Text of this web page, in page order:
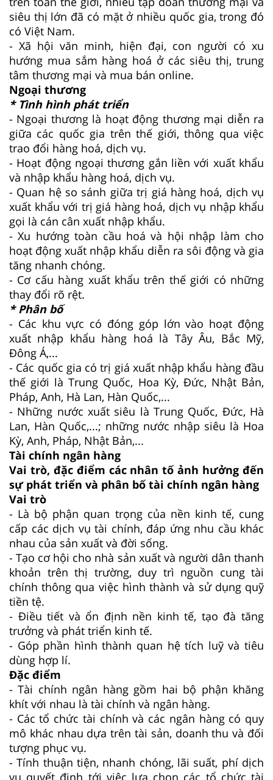
siêu thị lớn đã có mặt ở nhiều quốc gia, trong đó
có Việt Nam.
- Xã hội văn minh, hiện đại, con người có xu
hướng mua sắm hàng hoá ở các siêu thị, trung
tâm thương mại và mua bán online.
Ngoại thương
* Tình hình phát triển
- Ngoại thương là hoạt động thương mại diễn ra
giữa các quốc gia trên thế giới, thông qua việc
trao đổi hàng hoá, dịch vụ.
- Hoạt động ngoại thương gắn liền với xuất khẩu
và nhập khẩu hàng hoá, dịch vụ.
- Quan hệ so sánh giữa trị giá hàng hoá, dịch vụ
xuất khẩu với trị giá hàng hoá, dịch vụ nhập khẩu
gọi là cán cân xuất nhập khẩu.
- Xu hướng toàn cầu hoá và hội nhập làm cho
hoạt động xuất nhập khẩu diễn ra sôi động và gia
tăng nhanh chóng.
- Cơ cấu hàng xuất khẩu trên thế giới có những
thay đổi rõ rệt.
* Phân bố
- Các khu vực có đóng góp lớn vào hoạt động
xuất nhập khẩu hàng hoá là Tây Âu, Bắc Mỹ,
Đông Á,...
- Các quốc gia có trị giá xuất nhập khẩu hàng đầu
thế giới là Trung Quốc, Hoa Kỳ, Đức, Nhật Bản,
Pháp, Anh, Hà Lan, Hàn Quốc,...
- Những nước xuất siêu là Trung Quốc, Đức, Hà
Lan, Hàn Quốc,...; những nước nhập siêu là Hoa
Kỳ, Anh, Pháp, Nhật Bản,...
Tài chính ngân hàng
Vai trò, đặc điểm các nhân tố ảnh hưởng đến
sự phát triển và phân bố tài chính ngân hàng
Vai trò
- Là bộ phận quan trọng của nền kinh tế, cung
cấp các dịch vụ tài chính, đáp ứng nhu cầu khác
nhau của sản xuất và đời sống.
- Tạo cơ hội cho nhà sản xuất và người dân thanh
khoản trên thị trường, duy trì nguồn cung tài
chính thông qua việc hình thành và sử dụng quỹ
tiền tệ.
- Điều tiết và ổn định nền kinh tế, tạo đà tăng
trưởng và phát triển kinh tế.
- Góp phần hình thành quan hệ tích luỹ và tiêu
dùng hợp lí.
Đặc điểm
- Tài chính ngân hàng gồm hai bộ phận khăng
khít với nhau là tài chính và ngân hàng.
- Các tổ chức tài chính và các ngân hàng có quy
mô khác nhau dựa trên tài sản, doanh thu và đối
tượng phục vụ.
- Tính thuận tiện, nhanh chóng, lãi suất, phí dịch
vụ quyết định tới việc lựa chọn các tổ chức tài